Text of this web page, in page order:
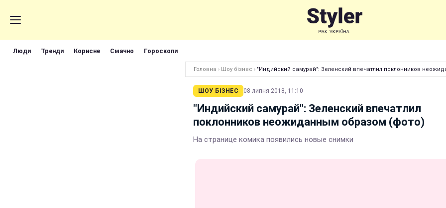
Люди Тренди Корисне Смачно Гороскопи
Головна › Шоу бізнес › "Индийский самурай": Зеленский впечатлил поклонников
ШОУ БІЗНЕС 08 липня 2018, 11:10
"Индийский самурай": Зеленский впечатлил
поклонников неожиданным образом (фото)
На странице комика появились новые снимки